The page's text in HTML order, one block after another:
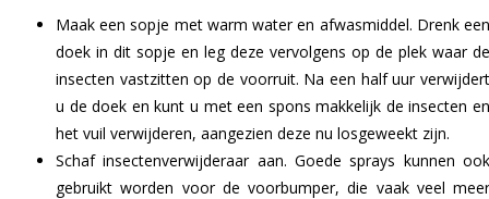
Maak een sopje met warm water en afwasmiddel. Drenk een
doek in dit sopje en leg deze vervolgens op de plek waar de
insecten vastzitten op de voorruit. Na een half uur verwijdert
u de doek en kunt u met een spons makkelijk de insecten en
het vuil verwijderen, aangezien deze nu losgeweekt zijn.
Schaf insectenverwijderaar aan. Goede sprays kunnen ook
gebruikt worden voor de voorbumper, die vaak veel meer